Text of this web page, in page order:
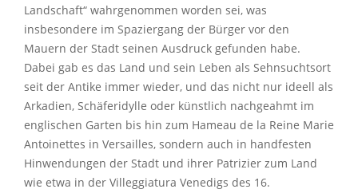
Landschaft“ wahrgenommen worden sei, was
insbesondere im Spaziergang der Bürger vor den
Mauern der Stadt seinen Ausdruck gefunden habe.
Dabei gab es das Land und sein Leben als Sehnsuchtsort
seit der Antike immer wieder, und das nicht nur ideell als
Arkadien, Schäferidylle oder künstlich nachgeahmt im
englischen Garten bis hin zum Hameau de la Reine Marie
Antoinettes in Versailles, sondern auch in handfesten
Hinwendungen der Stadt und ihrer Patrizier zum Land
wie etwa in der Villeggiatura Venedigs des 16.